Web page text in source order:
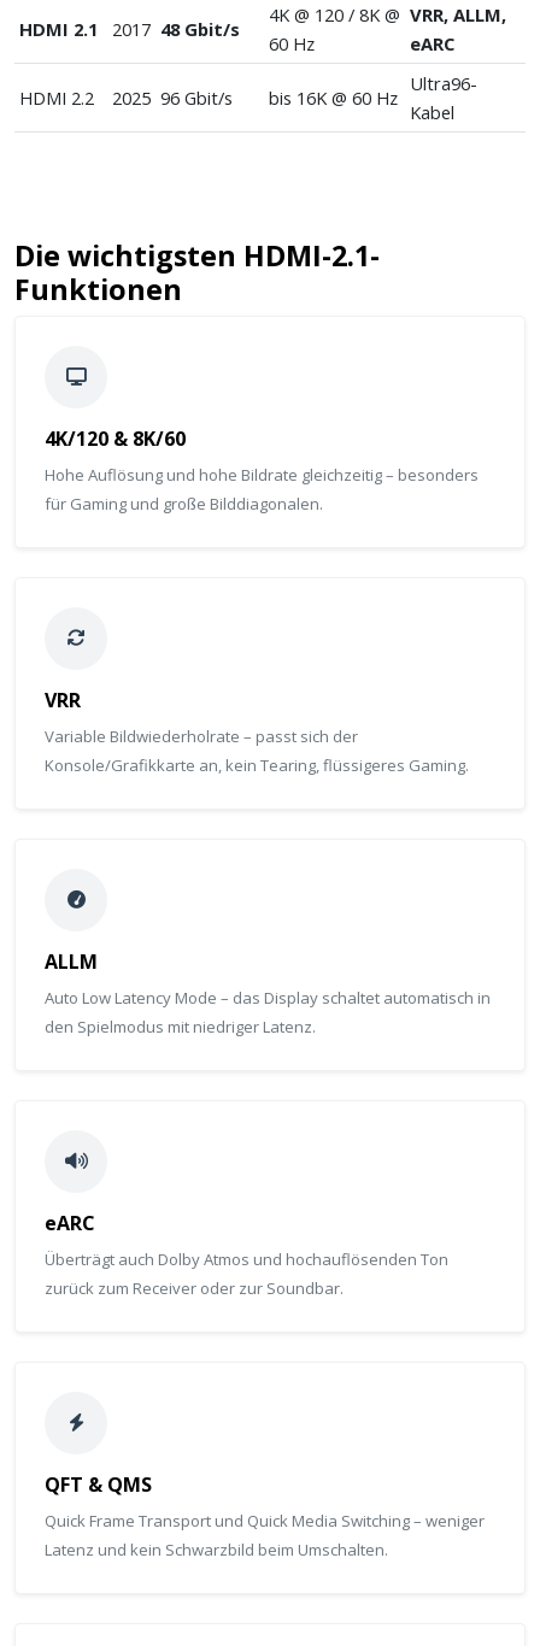
HDMI 2.1 2017 48 Gbit/s
4K @ 120 / 8K @
60 Hz
VRR, ALLM,
eARC
HDMI 2.2 2025 96 Gbit/s bis 16K @ 60 Hz
Ultra96-
Kabel
Die wichtigsten HDMI-2.1-
Funktionen
4K/120 & 8K/60
Hohe Auflösung und hohe Bildrate gleichzeitig – besonders
für Gaming und große Bilddiagonalen.
VRR
Variable Bildwiederholrate – passt sich der
Konsole/Grafikkarte an, kein Tearing, flüssigeres Gaming.
ALLM
Auto Low Latency Mode – das Display schaltet automatisch in
den Spielmodus mit niedriger Latenz.
eARC
Überträgt auch Dolby Atmos und hochauflösenden Ton
zurück zum Receiver oder zur Soundbar.
QFT & QMS
Quick Frame Transport und Quick Media Switching – weniger
Latenz und kein Schwarzbild beim Umschalten.